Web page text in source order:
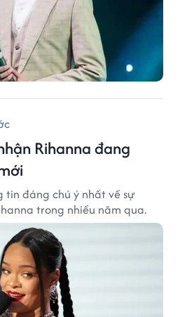
Rihanna đang
đáng chú ý nhất về sự
trong nhiều năm qua.